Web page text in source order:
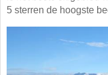
5 sterren de hoogste